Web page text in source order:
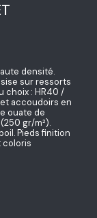
densité.
sur ressorts
choix : HR40 /
accoudoirs en
ouate de
gr/m²).
Pieds finition
coloris